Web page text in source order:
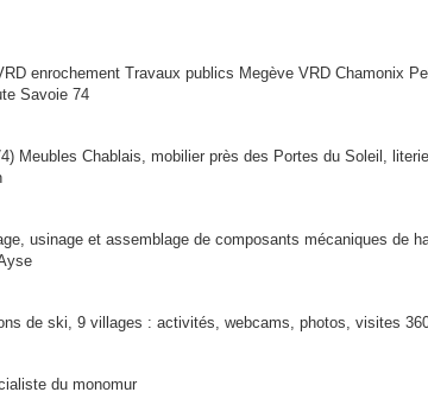
enrochement Travaux publics Megève VRD Chamonix
Savoie 74
Meubles Chablais, mobilier près des Portes du Soleil,
usinage et assemblage de composants mécaniques de
de ski, 9 villages : activités, webcams, photos, visites
du monomur